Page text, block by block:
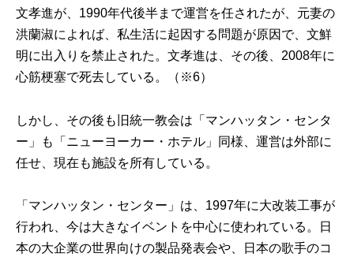
文孝進が、1990年代後半まで運営を任されたが、元妻の
洪蘭淑によれば、私生活に起因する問題が原因で、文鮮
明に出入りを禁止された。文孝進は、その後、2008年に
心筋梗塞で死去している。（※6）
しかし、その後も旧統一教会は「マンハッタン・センタ
ー」も「ニューヨーカー・ホテル」同様、運営は外部に
任せ、現在も施設を所有している。
「マンハッタン・センター」は、1997年に大改装工事が
行われ、今は大きなイベントを中心に使われている。日
本の大企業の世界向けの製品発表会や、日本の歌手のコ